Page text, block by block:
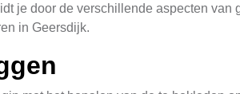
je door de verschillende aspecten van
in Geersdijk.